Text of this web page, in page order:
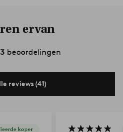
ervan
beoordelingen
reviews (41)
koper